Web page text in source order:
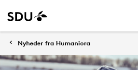
Nyheder fra Humaniora